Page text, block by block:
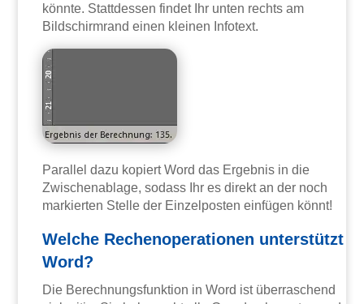
könnte. Stattdessen findet Ihr unten rechts am
Bildschirmrand einen kleinen Infotext.
Parallel dazu kopiert Word das Ergebnis in die
Zwischenablage, sodass Ihr es direkt an der noch
markierten Stelle der Einzelposten einfügen könnt!
Welche Rechenoperationen unterstützt
Word?
Die Berechnungsfunktion in Word ist überraschend